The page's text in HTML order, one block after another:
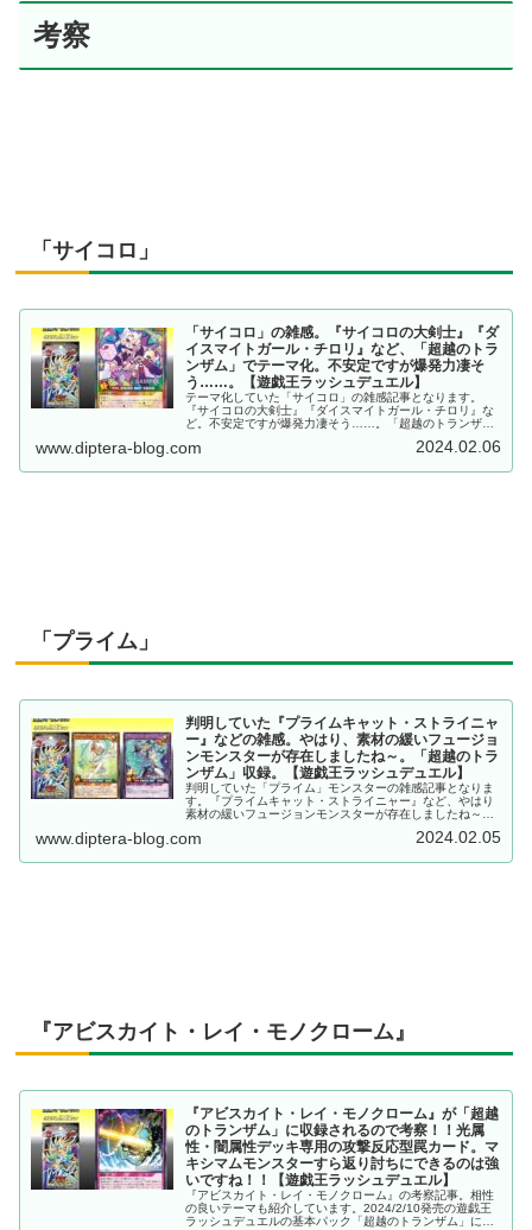
考察
「サイコロ」
「サイコロ」の雑感。『サイコロの大剣士』『ダ
イスマイトガール・チロリ』など、「超越のトラ
ンザム」でテーマ化。不安定ですが爆発力凄そ
う……。【遊戯王ラッシュデュエル】
テーマ化していた「サイコロ」の雑感記事となります。
『サイコロの大剣士』『ダイスマイトガール・チロリ』な
ど。不安定ですが爆発力凄そう……。「超越のトランザ
www.diptera-blog.com 2024.02.06
「プライム」
判明していた『プライムキャット・ストライニャ
ー』などの雑感。やはり、素材の緩いフュージョ
ンモンスターが存在しましたね～。「超越のトラ
ンザム」収録。【遊戯王ラッシュデュエル】
判明していた「プライム」モンスターの雑感記事となりま
す。『プライムキャット・ストライニャー』など、やはり
素材の緩いフュージョンモンスターが存在しましたね～。
www.diptera-blog.com 2024.02.05
『アビスカイト・レイ・モノクローム』
『アビスカイト・レイ・モノクローム』が「超越
のトランザム」に収録されるので考察！！光属
性・闇属性デッキ専用の攻撃反応型罠カード。マ
キシマムモンスターすら返り討ちにできるのは強
いですね！！【遊戯王ラッシュデュエル】
『アビスカイト・レイ・モノクローム』の考察記事。相性
の良いテーマも紹介しています。2024/2/10発売の遊戯王
ラッシュデュエルの基本パック「超越のトランザム」に収